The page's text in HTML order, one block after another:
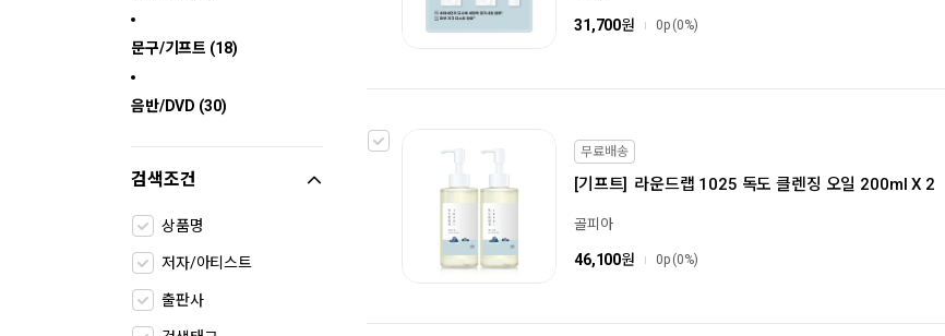
문구/기프트 (18)
음반/DVD (30)
검색조건
상품명
저자/아티스트
출판사
31,700원 0p (0%)
무료배송
[기프트] 라운드랩 1025 독도 클렌징 오일 200ml X 2
골피아
46,100원 0p (0%)